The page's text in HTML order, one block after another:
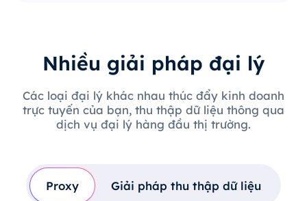
Nhiều giải pháp đại lý
Các loại đại lý khác nhau thúc đẩy kinh doanh
trực tuyến của bạn, thu thập dữ liệu thông qua
dịch vụ đại lý hàng đầu thị trường.
Proxy Giải pháp thu thập dữ liệu